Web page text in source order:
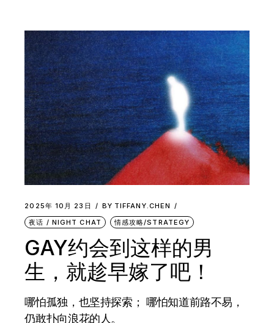
2025年 10月 23日 BY TIFFANY.CHEN
夜话 / NIGHT CHAT
情感攻略/STRATEGY
GAY约会到这样的男
生，就趁早嫁了吧！
哪怕孤独，也坚持探索； 哪怕知道前路不易，
仍敢扑向浪花的人。